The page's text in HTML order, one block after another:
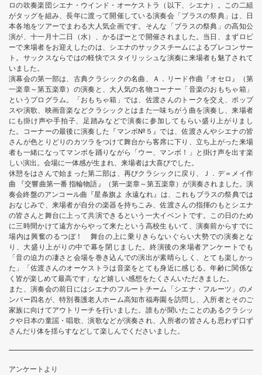
ロの吹奏楽団シエナ・ウインド・オーケストラ（以下、シエナ）。この二組
がタッグを組み、長年に渡って開催している演奏会「ブラスの祭典」は、日
本各地をツアーでまわる大人気企画です。そんな「ブラスの祭典」の高知公
演が、十一月十二日（水）、かるぽーとで開催されました。当日、まずロビ
ーで来場者をお迎えしたのは、シエナのサックスチームによるプレコンサー
ト。サックスならではの軽快でスタイリッシュな演奏に来場者も魅了されて
いました。
演幕会の第一部は、古典クラシックの名曲、Ａ．リード作曲『オセロ』（第
一楽章～第五楽章）の演奏と、大人気の名物コーナー「音楽のおもちゃ箱」
というプログラム。「おもちゃ箱」では、佐渡さんのトークを交え、ポップ
スや演歌、映画音楽などクラシックとはまた一味ちがう曲を演奏し、来場者
にも掛け声や手拍子、足踏みなどで演奏に参加してもらい盛り上がりまし
た。コーナーの最後に演奏した『マンボ№５』では、佐渡さんやシエナの皆
さんが色とりどりのカツラをつけて舞台から客席に下り、立ち上がった来場
者も一緒になってマンボを踊りながら「ウー、マンボ！」と掛け声を出す楽
しい演出。会場に一体感が生まれ、来場者は大喜びでした。
休憩をはさんで始まった第二部は、再びクラシックに戻り、Ｊ．デ＝メイ作
曲 『交響曲第一番 指輪物語』（第一楽章～第五楽章）が演奏されました。演
奏会終盤のアンコール曲『星条旗よ 永遠なれ』は、これもブラスの祭典では
おなじみで、来場者が自分の楽器を持ちこみ、佐渡さんの指揮のもとシエナ
の皆さんと舞台に上って共演できるという一大イベントです。この日のため
に三時間かけて遠方からやって来たという高校生もいて、演奏前からすでに
場内は興奮のるつぼ！ 舞台の上に乗りきらないぐらい大勢での演奏とな
り、大盛り上がりの中で幕を閉じました。終演後の来場者アンケートでも
「音の迫力の凄さと会場を巻き込んでの演出が素晴らしく、とても楽しかっ
た」「佐渡さんのオーケストラは音楽をとても身近に感じる。年齢に関係な
く皆が楽しめて最高です」など嬉しい感想をたくさんいただきました。
また、演奏会の前日にはシエナのフルートチーム「シエナ・フルーツ」のメ
ンバー四名が、特別養護老人ホーム高知市福寿園を訪問し、入所者とそのご
家族に向けてアウトリーチを行いました。誰もが聞いたことのあるクラシッ
クや日本の童謡・唱歌、演歌などが演奏され、入所者の皆さんも思わず口ず
さんだり体を揺らすなどして楽しんでくださいました。
アンケートより